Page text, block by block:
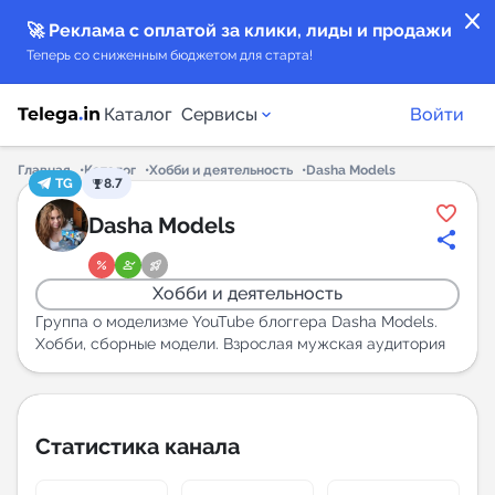
close
🚀 Реклама с оплатой за клики, лиды и продажи
Теперь со сниженным бюджетом для старта!
Каталог Сервисы
Каталог каналов
Каталог ботов
Горящие предложения
Индекс читаемости каналов в Telegram
Аналитика MAX каналов
Войти
Главная Каталог Хобби и деятельность
Dasha Models
TG
8.7
Dasha Models
Хобби и деятельность
Группа о моделизме YouTube блоггера Dasha Models.
Хобби, сборные модели. Взрослая мужская аудитория
Статистика канала